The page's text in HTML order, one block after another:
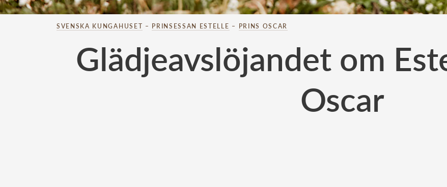
SVENSKA KUNGAHUSET – PRINSESSAN ESTELLE – PRINS OSCAR
Glädjeavslöjandet om
Oscar